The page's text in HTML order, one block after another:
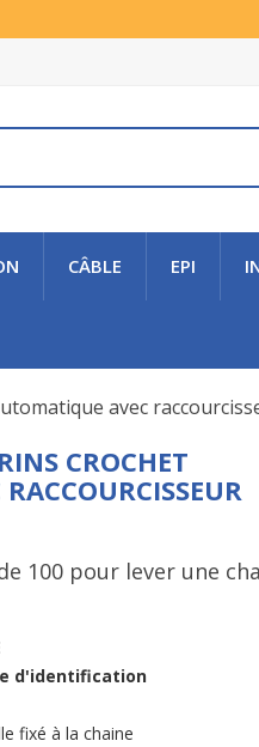
CÂBLE EPI
avec
CROCHET
100 pour lever une
d'identification
fixé à la chaine